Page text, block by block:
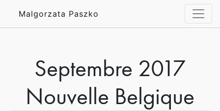
Malgorzata Paszko
Septembre 2017
Nouvelle Belgique